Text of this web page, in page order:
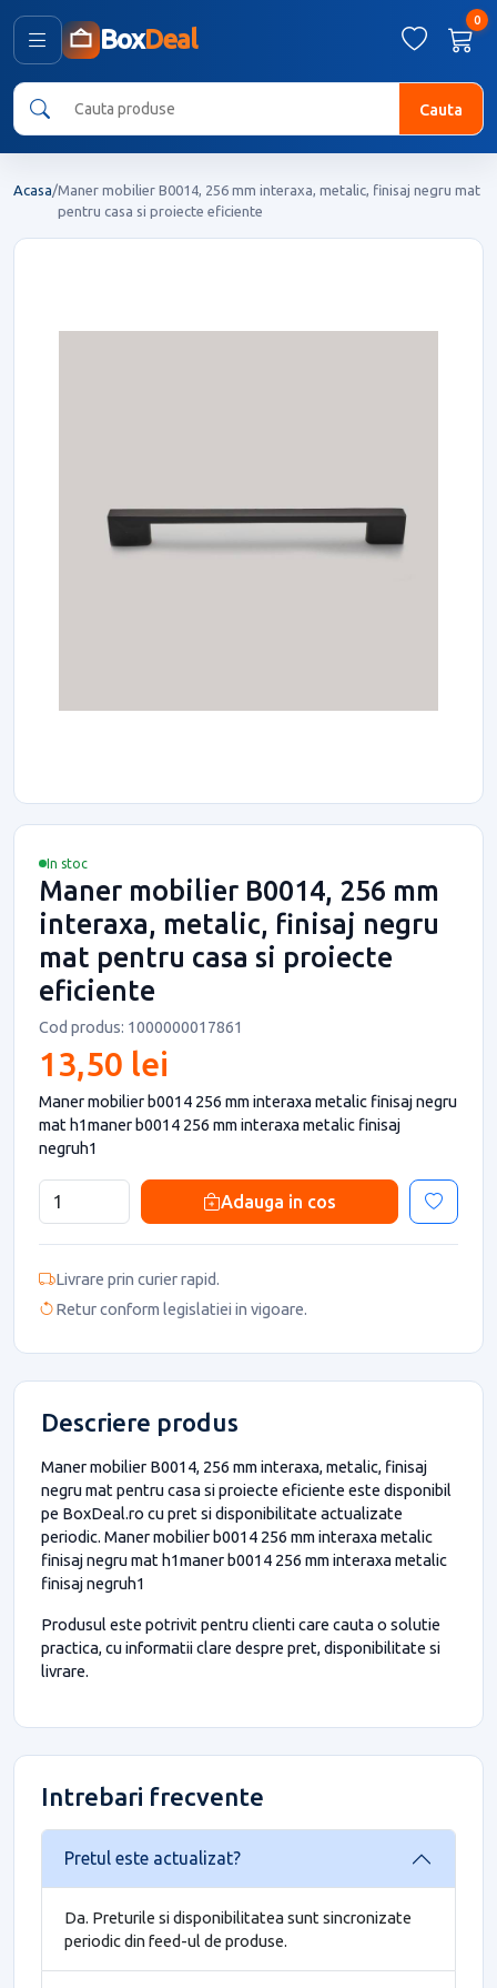
BoxDeal
0
Cauta
Acasa/Maner mobilier B0014, 256 mm interaxa, metalic, finisaj negru mat
pentru casa si proiecte eficiente
In stoc
Maner mobilier B0014, 256 mm
interaxa, metalic, finisaj negru
mat pentru casa si proiecte
eficiente
Cod produs: 1000000017861
13,50 lei
Maner mobilier b0014 256 mm interaxa metalic finisaj negru
mat h1maner b0014 256 mm interaxa metalic finisaj
negruh1
Adauga in cos
Livrare prin curier rapid.
Retur conform legislatiei in vigoare.
Descriere produs
Maner mobilier B0014, 256 mm interaxa, metalic, finisaj
negru mat pentru casa si proiecte eficiente este disponibil
pe BoxDeal.ro cu pret si disponibilitate actualizate
periodic. Maner mobilier b0014 256 mm interaxa metalic
finisaj negru mat h1maner b0014 256 mm interaxa metalic
finisaj negruh1
Produsul este potrivit pentru clienti care cauta o solutie
practica, cu informatii clare despre pret, disponibilitate si
livrare.
Intrebari frecvente
Pretul este actualizat?
Da. Preturile si disponibilitatea sunt sincronizate
periodic din feed-ul de produse.